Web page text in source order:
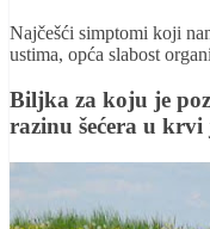
Najčešći simptomi koji
ustima, opća slabost
Biljka za koju je
razinu šećera u krvi